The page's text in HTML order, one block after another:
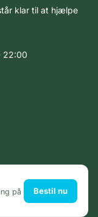
klar til at hjælpe
22:00
på
Bestil nu